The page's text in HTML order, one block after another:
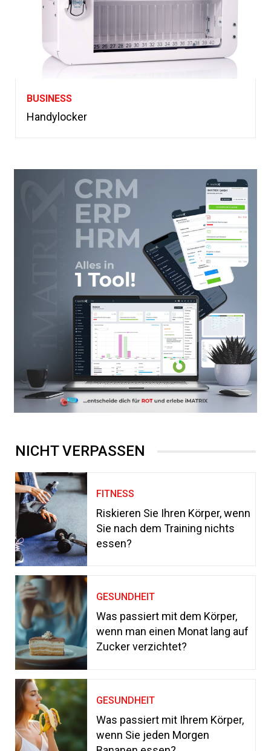
BUSINESS
Handylocker
NICHT VERPASSEN
FITNESS
Riskieren Sie Ihren Körper, wenn
Sie nach dem Training nichts
essen?
GESUNDHEIT
Was passiert mit dem Körper,
wenn man einen Monat lang auf
Zucker verzichtet?
GESUNDHEIT
Was passiert mit Ihrem Körper,
wenn Sie jeden Morgen